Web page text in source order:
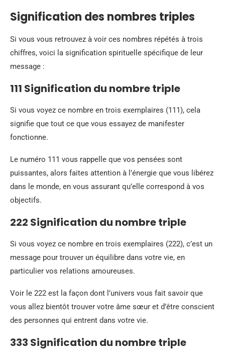
Signification des nombres triples
Si vous vous retrouvez à voir ces nombres répétés à trois
chiffres, voici la signification spirituelle spécifique de leur
message :
111 Signification du nombre triple
Si vous voyez ce nombre en trois exemplaires (111), cela
signifie que tout ce que vous essayez de manifester
fonctionne.
Le numéro 111 vous rappelle que vos pensées sont
puissantes, alors faites attention à l’énergie que vous libérez
dans le monde, en vous assurant qu’elle correspond à vos
objectifs.
222 Signification du nombre triple
Si vous voyez ce nombre en trois exemplaires (222), c’est un
message pour trouver un équilibre dans votre vie, en
particulier vos relations amoureuses.
Voir le 222 est la façon dont l’univers vous fait savoir que
vous allez bientôt trouver votre âme sœur et d’être conscient
des personnes qui entrent dans votre vie.
333 Signification du nombre triple